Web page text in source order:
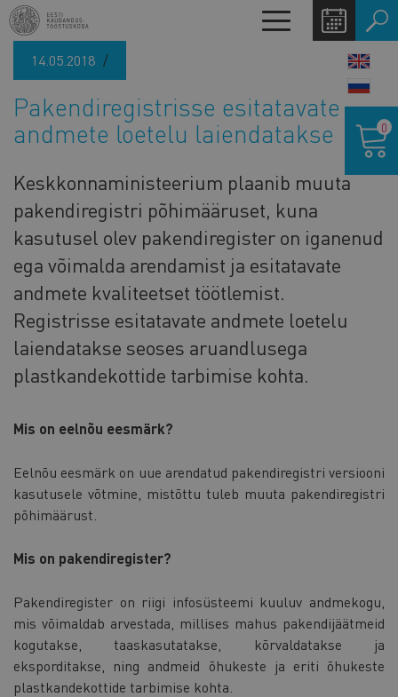
Liigu
edasi
põhisisu
Toggle
navigation
14.05.2018
Pakendiregistrisse esitatavate
andmete loetelu laiendatakse
Keskkonnaministeerium plaanib muuta
pakendiregistri põhimääruset, kuna
kasutusel olev pakendiregister on iganenud
ega võimalda arendamist ja esitatavate
andmete kvaliteetset töötlemist.
Registrisse esitatavate andmete loetelu
laiendatakse seoses aruandlusega
plastkandekottide tarbimise kohta.
Mis on eelnõu eesmärk?
Eelnõu eesmärk on uue arendatud pakendiregistri versiooni
kasutusele võtmine, mistõttu tuleb muuta pakendiregistri
põhimäärust.
Mis on pakendiregister?
Pakendiregister on riigi infosüsteemi kuuluv andmekogu,
mis võimaldab arvestada, millises mahus pakendijäätmeid
kogutakse, taaskasutatakse, kõrvaldatakse ja
eksporditakse, ning andmeid õhukeste ja eriti õhukeste
plastkandekottide tarbimise kohta.
0